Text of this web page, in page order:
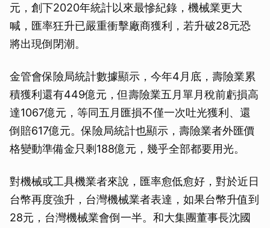
元，創下2020年統計以來最慘紀錄，機械業更大
喊，匯率狂升已嚴重衝擊廠商獲利，若升破28元恐
將出現倒閉潮。
金管會保險局統計數據顯示，今年4月底，壽險業累
積獲利還有449億元，但壽險業五月單月稅前虧損高
達1067億元，等同五月匯損不僅一次吐光獲利、還
倒賠617億元。保險局統計也顯示，壽險業者外匯價
格變動準備金只剩188億元，幾乎全部都要用光。
對機械或工具機業者來說，匯率愈低愈好，對於近日
台幣再度強升，台灣機械業者表達，如果台幣升值到
28元，台灣機械業會倒一半。和大集團董事長沈國